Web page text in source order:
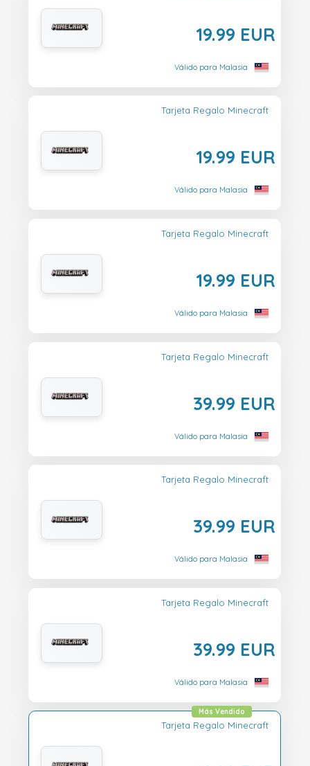
19.99 EUR
Válido para Malasia
Tarjeta Regalo Minecraft
19.99 EUR
Válido para Malasia
Tarjeta Regalo Minecraft
19.99 EUR
Válido para Malasia
Tarjeta Regalo Minecraft
39.99 EUR
Válido para Malasia
Tarjeta Regalo Minecraft
39.99 EUR
Válido para Malasia
Tarjeta Regalo Minecraft
39.99 EUR
Válido para Malasia
Tarjeta Regalo Minecraft
Más Vendido